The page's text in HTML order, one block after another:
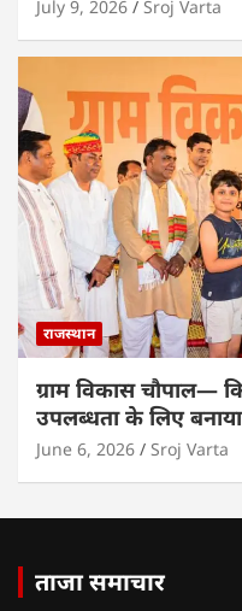
July 9, 2026 Sroj Varta
राजस्थान
ग्राम विकास चौपाल—
उपलब्धता के लिए
June 6, 2026 Sroj Varta
ताजा समाचार